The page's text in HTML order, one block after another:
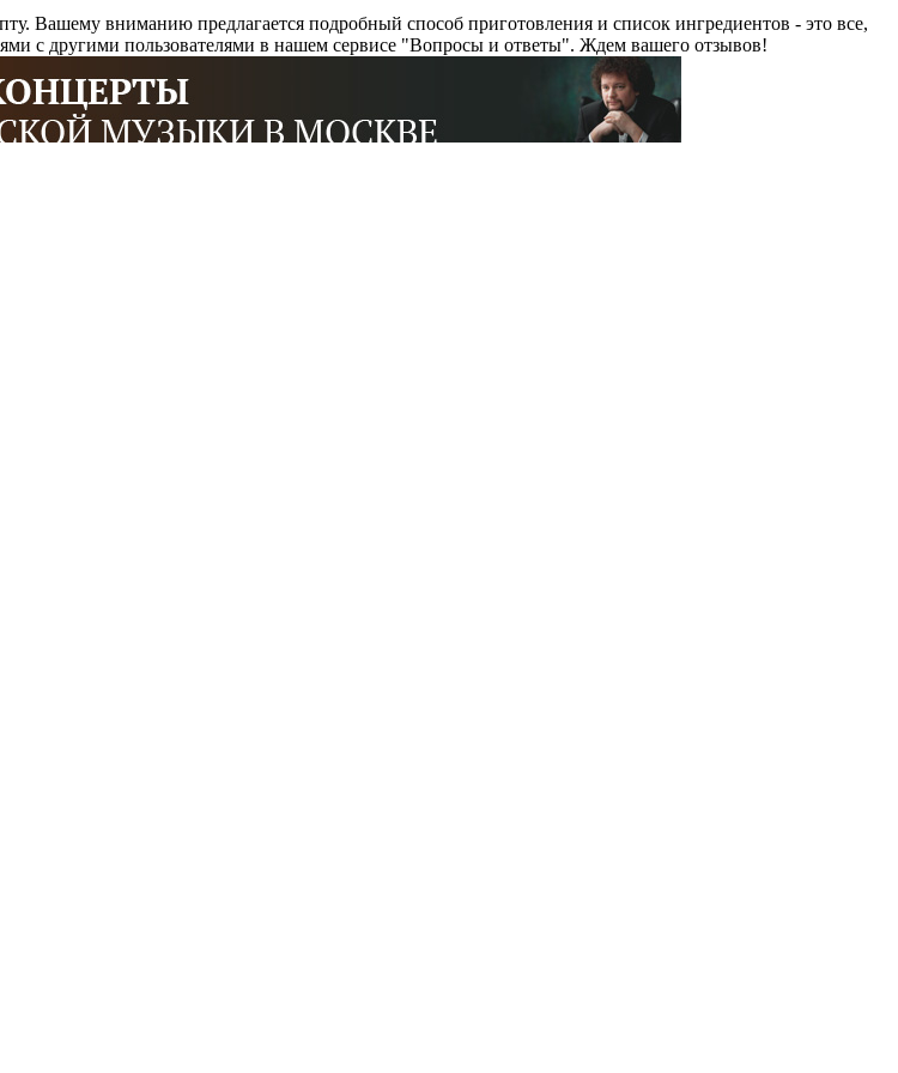
Вашему вниманию предлагается подробный способ приготовления и список ингредиентов - это все,
с другими пользователями в нашем сервисе "Вопросы и ответы". Ждем вашего отзывов!